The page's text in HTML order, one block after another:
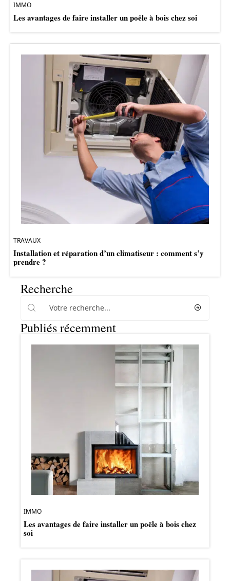
IMMO
Les avantages de faire installer un poêle à bois chez soi
TRAVAUX
Installation et réparation d’un climatiseur : comment s’y
prendre ?
Recherche
Publiés récemment
IMMO
Les avantages de faire installer un poêle à bois chez
soi